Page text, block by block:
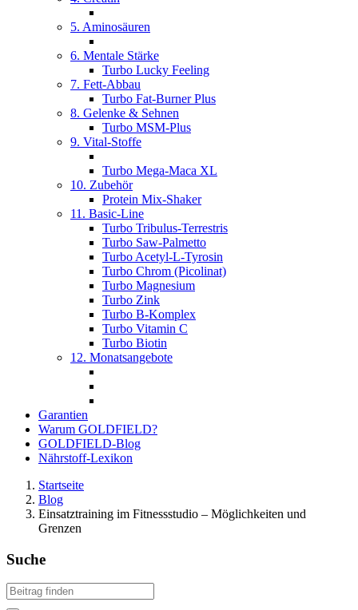
5. Aminosäuren
6. Mentale Stärke
Turbo Lucky Feeling
7. Fett-Abbau
Turbo Fat-Burner Plus
8. Gelenke & Sehnen
Turbo MSM-Plus
9. Vital-Stoffe
Turbo Mega-Maca XL
10. Zubehör
Protein Mix-Shaker
11. Basic-Line
Turbo Tribulus-Terrestris
Turbo Saw-Palmetto
Turbo Acetyl-L-Tyrosin
Turbo Chrom (Picolinat)
Turbo Magnesium
Turbo Zink
Turbo B-Komplex
Turbo Vitamin C
Turbo Biotin
12. Monatsangebote
Garantien
Warum GOLDFIELD?
GOLDFIELD-Blog
Nährstoff-Lexikon
Startseite
Blog
Einsatztraining im Fitnessstudio – Möglichkeiten und
Grenzen
Suche